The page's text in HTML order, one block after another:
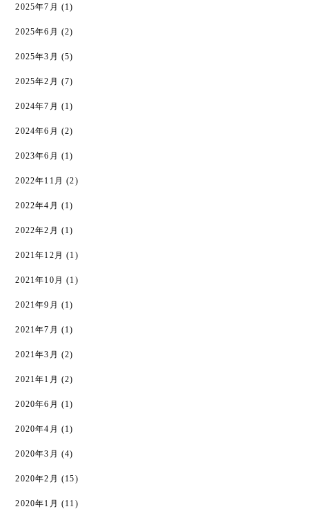
2025年7月 (1)
2025年6月 (2)
2025年3月 (5)
2025年2月 (7)
2024年7月 (1)
2024年6月 (2)
2023年6月 (1)
2022年11月 (2)
2022年4月 (1)
2022年2月 (1)
2021年12月 (1)
2021年10月 (1)
2021年9月 (1)
2021年7月 (1)
2021年3月 (2)
2021年1月 (2)
2020年6月 (1)
2020年4月 (1)
2020年3月 (4)
2020年2月 (15)
2020年1月 (11)